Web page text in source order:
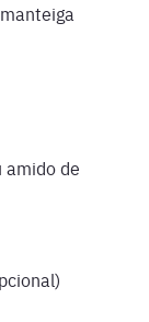
amido de